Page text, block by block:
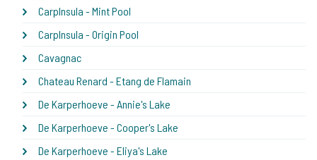
CarpInsula - Mint Pool
CarpInsula - Origin Pool
Cavagnac
Chateau Renard - Etang de Flamain
De Karperhoeve - Annie's Lake
De Karperhoeve - Cooper's Lake
De Karperhoeve - Eliya's Lake